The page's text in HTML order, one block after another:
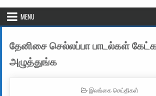
MENU
தேனிசை செல்லப்பா பாடல்கள்
அழுத்துங்க
POSTED IN
இலங்கை செய்திகள்